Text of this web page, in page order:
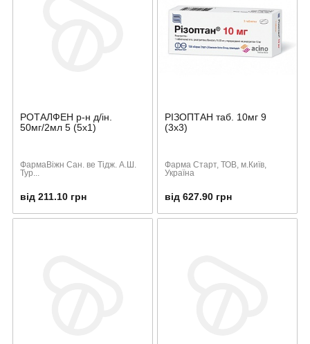
РОТАЛФЕН р-н д/ін.
50мг/2мл 5 (5х1)
ФармаВіжн Сан. ве Тідж. А.Ш.
Тур...
від 211.10 грн
РІЗОПТАН таб. 10мг 9
(3х3)
Фарма Старт, ТОВ, м.Київ,
Україна
від 627.90 грн